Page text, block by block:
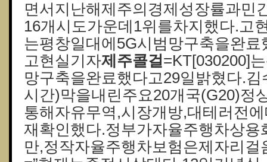
면서지난해제주의경제성장률과민
16개시도가운데1위를차지했다.고
는평창일대에5G시범망구축을완
고현실기자제주콜걸 =KT[030200]
망구축을완료했다고29일밝혔다.
시간)막을내린주요20개국(G20)정
통해자유무역,시장개방,대테러전
재확인했다.정부가자율주행차상용
만,정작자율주행차보험은제자리걸